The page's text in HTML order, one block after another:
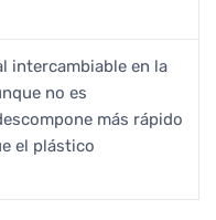
intercambiable en la
no es
más rápido
el plástico